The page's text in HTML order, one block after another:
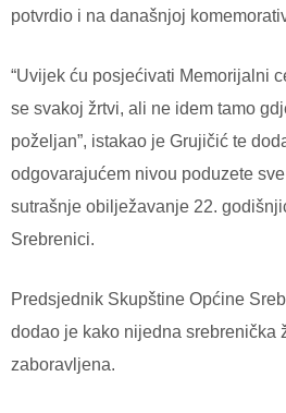
potvrdio i na današnjoj
“Uvijek ću posjećivati Memorijalni
se svakoj žrtvi, ali ne idem tamo
poželjan”, istakao je Grujičić te
odgovarajućem nivou poduzete
sutrašnje obilježavanje 22.
Srebrenici.
Predsjednik Skupštine Općine
dodao je kako nijedna srebrenička
zaboravljena.